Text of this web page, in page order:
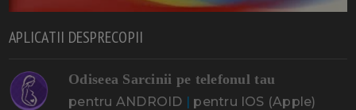
APLICATII DESPRECOPII
Odiseea Sarcinii pe telefonul tau
pentru ANDROID | pentru IOS (Apple)